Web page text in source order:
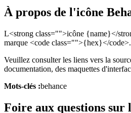
À propos de l'icône
L<strong class="">icône {name}</
marque <code class="">{hex}</
Veuillez consulter les liens vers la
documentation, des maquettes
Mots-clés :behance
Foire aux questions sur